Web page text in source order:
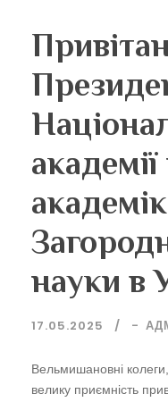
науки в
17.05.2025 -
Вельмишановні
велику приємність